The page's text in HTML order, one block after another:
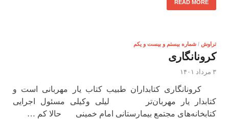
READ MORE
تراوش / شماره بیستم و بیست و یکم
کرونانگاری
۳ مرداد ۱۴۰۱
کرونانگاری کتابداران طبیب کتاب یار مهربانی است و
کتابدار یار مهربان‌تر لیلی وکیلی مسئول اجرایی
کتابخانه‌های مجتمع بیمارستانی امام خمینی حالا کم …